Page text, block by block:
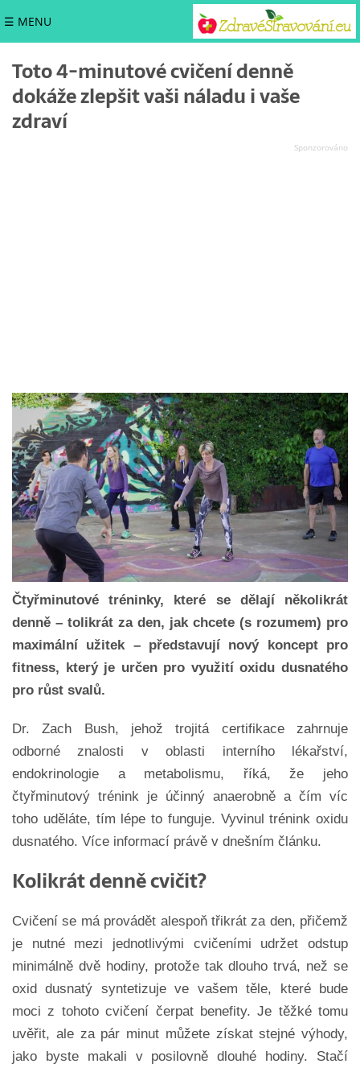
☰ MENU
Toto 4-minutové cvičení denně
dokáže zlepšit vaši náladu i vaše
zdraví
Čtyřminutové tréninky, které se dělají několikrát
denně – tolikrát za den, jak chcete (s rozumem) pro
maximální užitek – představují nový koncept pro
fitness, který je určen pro využití oxidu dusnatého
pro růst svalů.
Dr. Zach Bush, jehož trojitá certifikace zahrnuje
odborné znalosti v oblasti interního lékařství,
endokrinologie a metabolismu, říká, že jeho
čtyřminutový trénink je účinný anaerobně a čím víc
toho uděláte, tím lépe to funguje. Vyvinul trénink oxidu
dusnatého. Více informací právě v dnešním článku.
Kolikrát denně cvičit?
Cvičení se má provádět alespoň třikrát za den, přičemž
je nutné mezi jednotlivými cvičeními udržet odstup
minimálně dvě hodiny, protože tak dlouho trvá, než se
oxid dusnatý syntetizuje ve vašem těle, které bude
moci z tohoto cvičení čerpat benefity. Je těžké tomu
uvěřit, ale za pár minut můžete získat stejné výhody,
jako byste makali v posilovně dlouhé hodiny. Stačí